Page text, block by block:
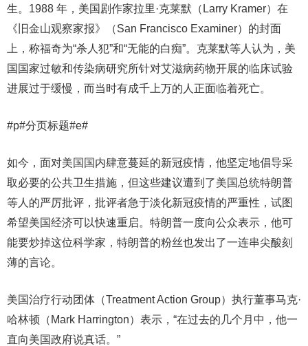
生。1988 年，美国剧作家拉里·克莱默（Larry Kramer）在
《旧金山观察家报》（San Francisco Examiner）的封面
上，称福奇为“杀人犯”和“无能的白痴”。克莱默等人认为，美
国国家过敏和传染病研究所针对艾滋病药物开展的临床试验
进展过于缓慢，而当时有成千上万的人正面临着死亡。
#p#分页标题#e#
如今，面对美国国内肆意蔓延的新冠疫情，他坚定地倡导采
取必要的公共卫生措施，但这些建议遭到了美国总统特朗普
等人的严厉批评，批评者急于淡化新冠疫情的严重性，试图
希望美国经济可以快速重启。特朗普一度向公众表示，他可
能要炒掉这位科学家，特朗普的粉丝也发出了一连串尖酸刻
薄的言论。
美国治疗行动团体（Treatment Action Group）执行董事马克·
哈林顿（Mark Harrington）表示，“在过去的几个月中，他一
直向美国政府说真话。”